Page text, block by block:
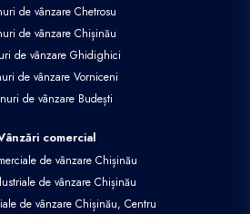
de vânzare Chetrosu
de vânzare Chișinău
de vânzare Ghidighici
de vânzare Vorniceni
de vânzare Budești
comercial
de vânzare Chișinău
de vânzare Chișinău
de vânzare Chișinău, Centru